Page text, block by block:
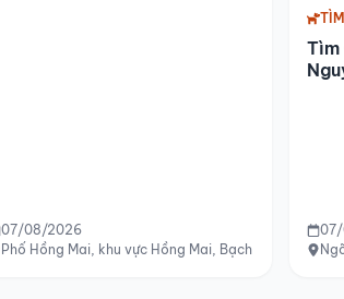
07/08/2026
Phố Hồng Mai, khu vực Hồng Mai, Bạch Mai, Thanh
Tìm